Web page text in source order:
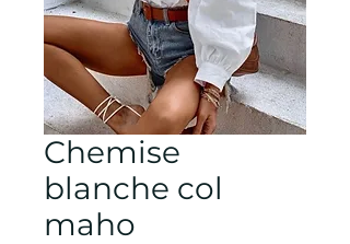
Chemise
blanche col
maho